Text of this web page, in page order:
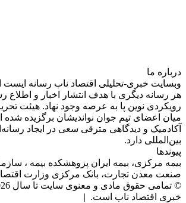
درباره‌ ما
وبسایت خبری-تحلیلی اقتصاد ناب رسانه‌
هر رسانه دیگری با هدف انتشار اخبار و اطلاع
رویکردی نوین پا به عرصه وجود نهاد. هیئت
میان اعضای تیم جوان نواندیشان برگزیده شده
آکادمیک و دیدگاهی‌ مترقی سعی در ایجاد
بین‌المللی دارد.
پیوندها
بیمه مرکزی، بیمه ایران پزوهشکده بیمه ،
صنعت معدن تجارت، بانک مرکزی وزارت
خبری اقتصاد ناب است. |